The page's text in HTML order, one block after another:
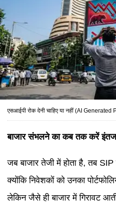
एसआईपी रोक देनी चाहिए या नहीं (AI Generated
बाजार संभलने का कब तक करें
जब बाजार तेजी में होता है, तब
क्योंकि निवेशकों को उनका
लेकिन जैसे ही बाजार में गिरावट